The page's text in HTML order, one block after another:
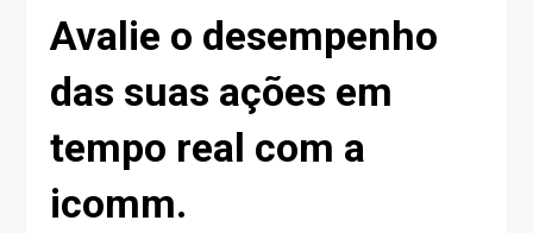
Avalie o desempenho
das suas ações em
tempo real com a
icomm.